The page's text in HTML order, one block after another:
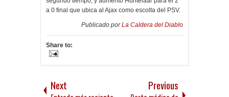
a 0 final que ubica al Ajax como escolta del PSV.
Publicado porLa Caldera del Diablo
Share to:
Next Previous